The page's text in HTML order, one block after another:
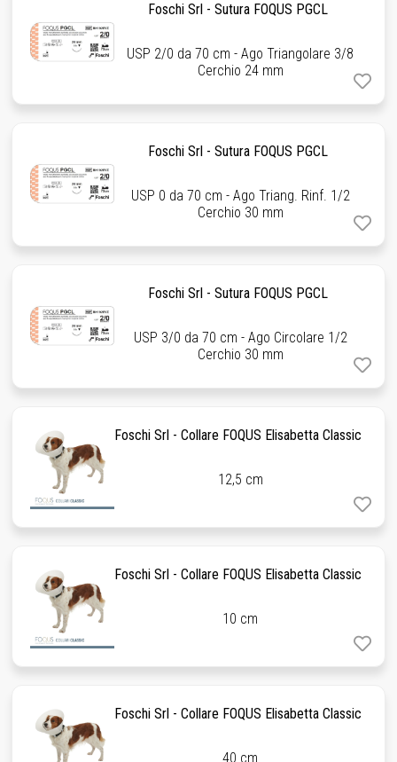
Foschi Srl - Sutura FOQUS PGCL
USP 2/0 da 70 cm - Ago Triangolare 3/8
Cerchio 24 mm
Foschi Srl - Sutura FOQUS PGCL
USP 0 da 70 cm - Ago Triang. Rinf. 1/2
Cerchio 30 mm
Foschi Srl - Sutura FOQUS PGCL
USP 3/0 da 70 cm - Ago Circolare 1/2
Cerchio 30 mm
Foschi Srl - Collare FOQUS Elisabetta Classic
12,5 cm
Foschi Srl - Collare FOQUS Elisabetta Classic
10 cm
Foschi Srl - Collare FOQUS Elisabetta Classic
40 cm